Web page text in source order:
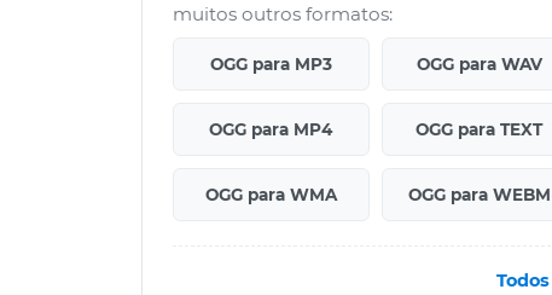
muitos outros formatos:
OGG para MP3 OGG para WAV
OGG para MP4 OGG para TEXT
OGG para WMA OGG para WEBM